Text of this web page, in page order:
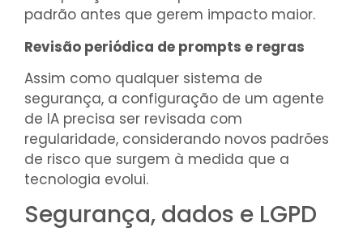
padrão antes que gerem impacto maior.
Revisão periódica de prompts e regras
Assim como qualquer sistema de
segurança, a configuração de um agente
de IA precisa ser revisada com
regularidade, considerando novos padrões
de risco que surgem à medida que a
tecnologia evolui.
Segurança, dados e LGPD